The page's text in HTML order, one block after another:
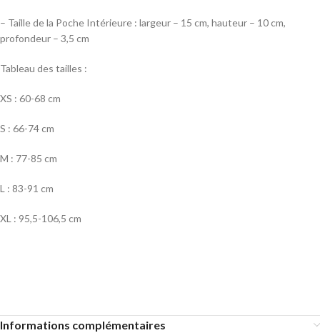
– Taille de la Poche Intérieure : largeur – 15 cm, hauteur – 10 cm,
profondeur – 3,5 cm
Tableau des tailles :
XS : 60-68 cm
S : 66-74 cm
M : 77-85 cm
L : 83-91 cm
XL : 95,5-106,5 cm
Informations complémentaires